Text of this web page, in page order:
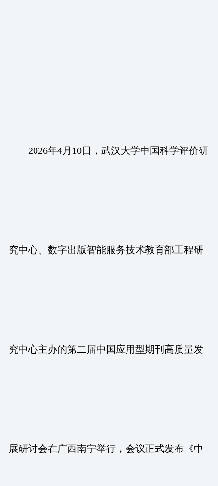
2026年4月10日，武汉大学中国科学评价研
究中心、数字出版智能服务技术教育部工程研
究中心主办的第二届中国应用型期刊高质量发
展研讨会在广西南宁举行，会议正式发布《中